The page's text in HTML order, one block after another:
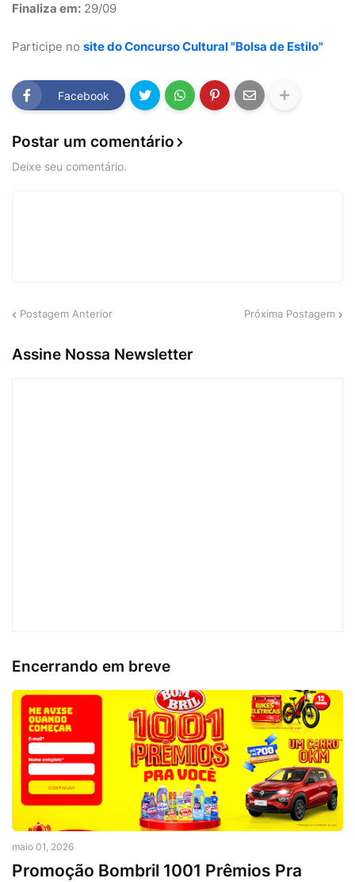
Finaliza em: 29/09
Participe no site do Concurso Cultural "Bolsa de Estilo"
Facebook
Postar um comentário
Deixe seu comentário.
Postagem Anterior Próxima Postagem
Assine Nossa Newsletter
Encerrando em breve
maio 01, 2026
Promoção Bombril 1001 Prêmios Pra